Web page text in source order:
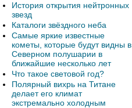
История открытия нейтронных
звезд
Каталоги звёздного неба
Самые яркие известные
кометы, которые будут видны в
Северном полушарии в
ближайшие несколько лет
Что такое световой год?
Полярный вихрь на Титане
делает его климат
экстремально холодным